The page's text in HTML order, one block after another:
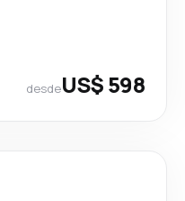
desdeUS$ 598